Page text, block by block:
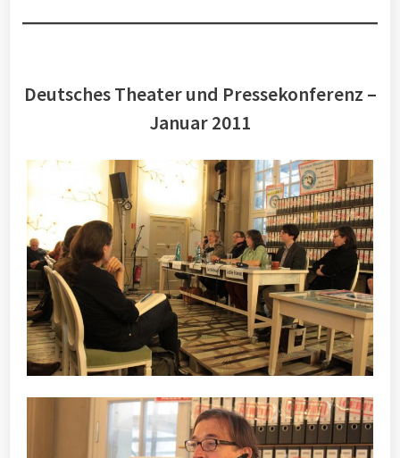
Deutsches Theater und Pressekonferenz –
Januar 2011